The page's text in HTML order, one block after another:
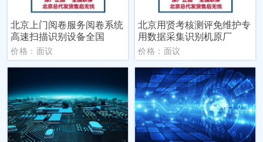
北京上门阅卷服务阅卷系统
高速扫描识别设备全国
价格：面议
北京用贤考核测评免维护专
用数据采集识别机原厂
价格：面议